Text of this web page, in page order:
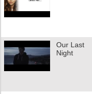
Our Last
Night